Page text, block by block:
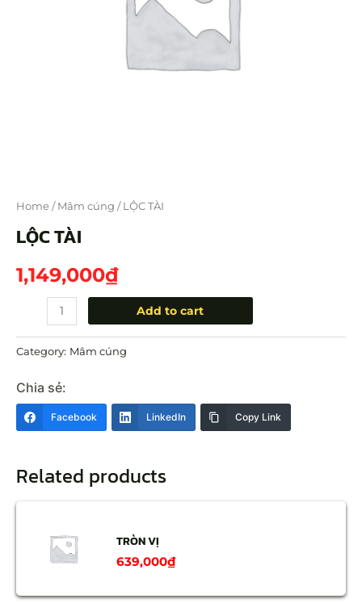
Home / Mâm cúng / LỘC TÀI
LỘC TÀI
1,149,000₫
Add to cart
Category: Mâm cúng
Chia sẻ:
Facebook LinkedIn Copy Link
Related products
TRÒN VỊ
639,000₫